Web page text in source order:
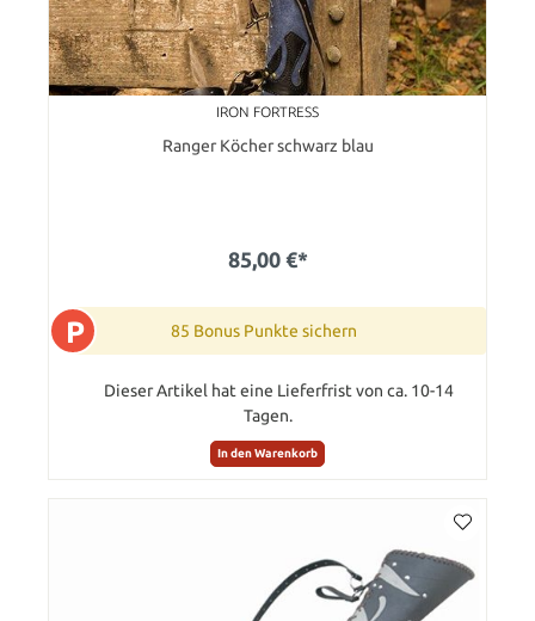
IRON FORTRESS
Ranger Köcher schwarz blau
85,00 €*
P 85 Bonus Punkte sichern
Dieser Artikel hat eine Lieferfrist von ca. 10-14
Tagen.
In den Warenkorb